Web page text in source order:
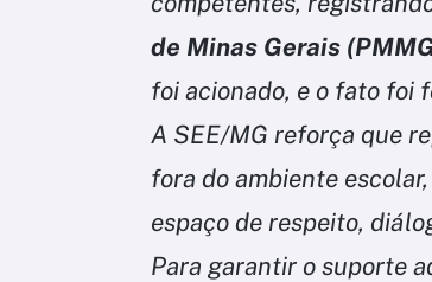
de Minas Gerais
foi acionado, e o fato foi
A SEE/MG reforça que
fora do ambiente
espaço de respeito,
Para garantir o suporte